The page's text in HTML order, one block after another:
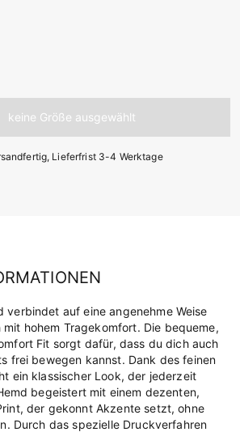
Lieferfrist 3-4 Werktage
verbindet auf eine angenehme Weise
hohem Tragekomfort. Die bequeme,
Fit sorgt dafür, dass du dich auch
frei bewegen kannst. Dank des feinen
ein klassischer Look, der jederzeit
begeistert mit einem dezenten,
der gekonnt Akzente setzt, ohne
Durch das spezielle Druckverfahren